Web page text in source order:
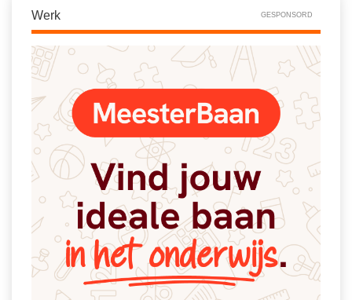
Werk GESPONSORD